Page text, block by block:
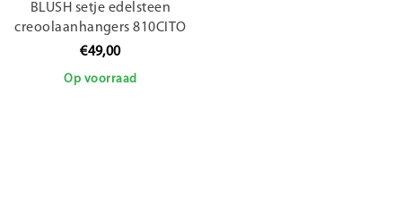
BLUSH setje edelsteen
creoolaanhangers 810CITO
(UITLOPEND)
€49,00
Op voorraad